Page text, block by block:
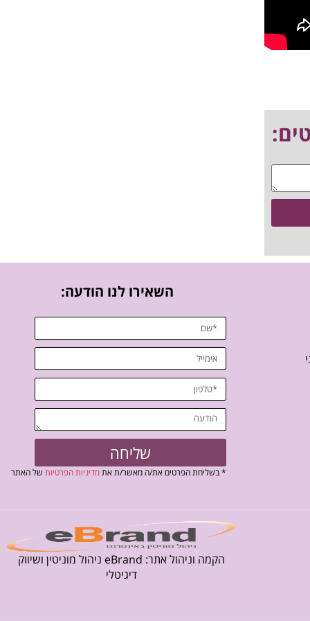
השאירו לנו הודעה:
שליחה
* בשליחת הפרטים את/ה מאשר/ת אתמדיניות הפרטיותשל האתר
הקמה וניהול אתר: eBrand ניהול מוניטין ושיווק
דיגיטלי